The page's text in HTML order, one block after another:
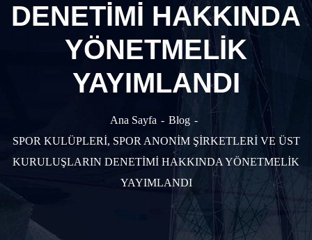
DENETİMİ HAKKINDA
YÖNETMELİK
YAYIMLANDI
Ana Sayfa
Blog
SPOR KULÜPLERİ, SPOR ANONİM ŞİRKETLERİ VE ÜST
KURULUŞLARIN DENETİMİ HAKKINDA YÖNETMELİK
YAYIMLANDI